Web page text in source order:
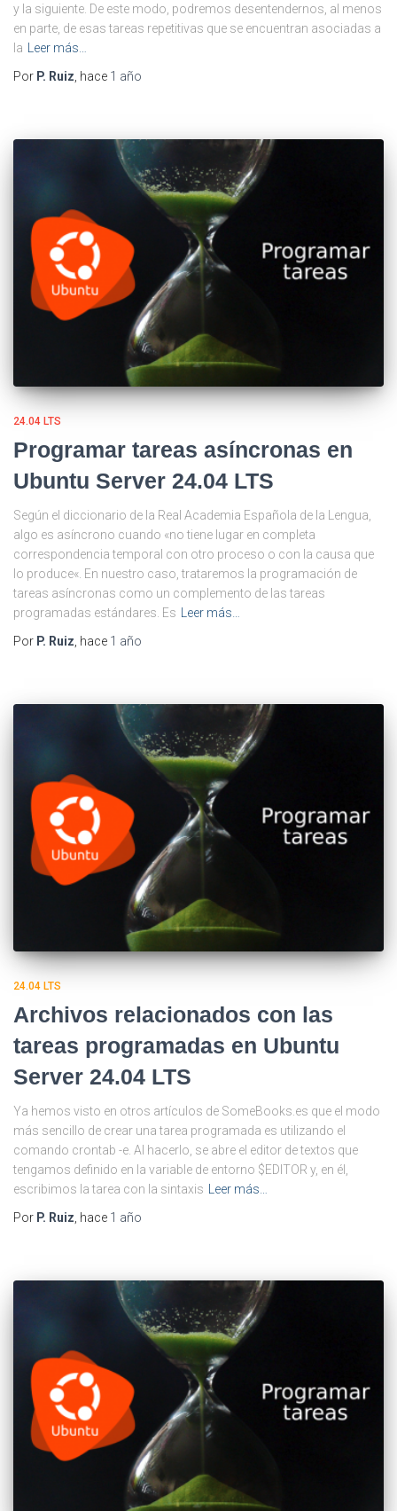
y la siguiente. De este modo, podremos desentendernos, al menos
en parte, de esas tareas repetitivas que se encuentran asociadas a
la Leer más…
Por P. Ruiz, hace 1 año
24.04 LTS
Programar tareas asíncronas en
Ubuntu Server 24.04 LTS
Según el diccionario de la Real Academia Española de la Lengua,
algo es asíncrono cuando «no tiene lugar en completa
correspondencia temporal con otro proceso o con la causa que
lo produce«. En nuestro caso, trataremos la programación de
tareas asíncronas como un complemento de las tareas
programadas estándares. Es
Leer más…
Por P. Ruiz , hace 1 año
24.04 LTS
Archivos relacionados con las
tareas programadas en Ubuntu
Server 24.04 LTS
Ya hemos visto en otros artículos de SomeBooks.es que el modo
más sencillo de crear una tarea programada es utilizando el
comando crontab -e. Al hacerlo, se abre el editor de textos que
tengamos definido en la variable de entorno $EDITOR y, en él,
escribimos la tarea con la sintaxis
Leer más…
Por P. Ruiz , hace 1 año